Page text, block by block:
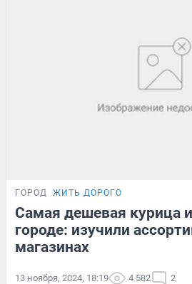
ГОРОД ЖИТЬ ДОРОГО
Самая дешевая курица
городе: изучили
магазинах
13 ноября, 2024, 18:19 4 582 2